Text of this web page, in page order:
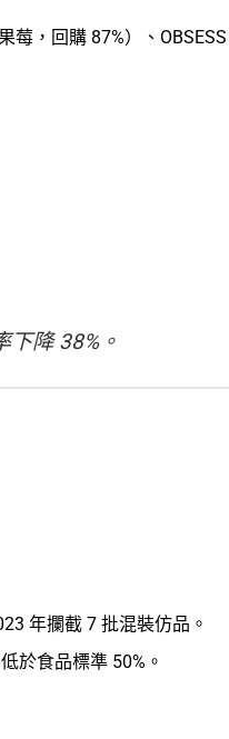
，回購 87%）、
降 38%。
年攔截 7 批混裝仿品。
於食品標準 50%。